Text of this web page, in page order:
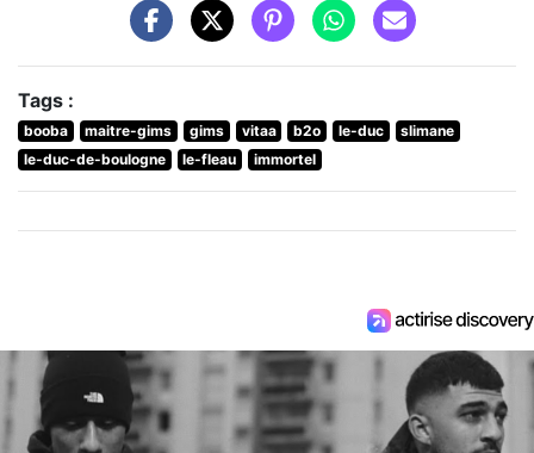
Tags :
booba maitre-gims gims vitaa b2o le-duc
slimane
le-duc-de-boulogne
le-fleau immortel